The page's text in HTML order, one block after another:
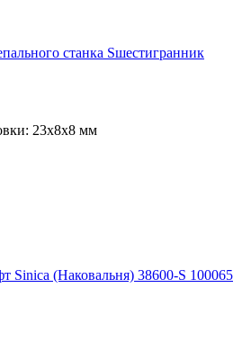
станка Sшестигранник
23х8х8 мм